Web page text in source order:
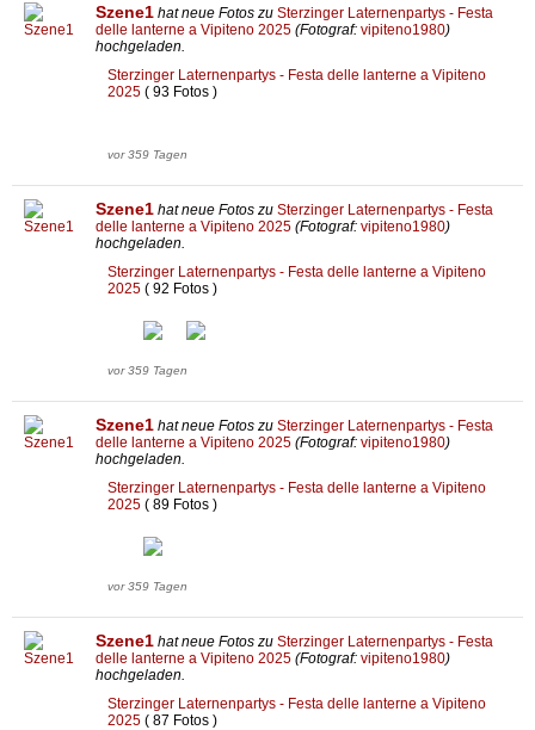
Szene1 hat neue Fotos zu Sterzinger Laternenpartys - Festa
delle lanterne a Vipiteno 2025 (Fotograf: vipiteno1980)
hochgeladen.
Sterzinger Laternenpartys - Festa delle lanterne a Vipiteno
2025 ( 93 Fotos )
vor 359 Tagen
Szene1 hat neue Fotos zu Sterzinger Laternenpartys - Festa
delle lanterne a Vipiteno 2025 (Fotograf: vipiteno1980)
hochgeladen.
Sterzinger Laternenpartys - Festa delle lanterne a Vipiteno
2025 ( 92 Fotos )
vor 359 Tagen
Szene1 hat neue Fotos zu Sterzinger Laternenpartys - Festa
delle lanterne a Vipiteno 2025 (Fotograf: vipiteno1980)
hochgeladen.
Sterzinger Laternenpartys - Festa delle lanterne a Vipiteno
2025 ( 89 Fotos )
vor 359 Tagen
Szene1 hat neue Fotos zu Sterzinger Laternenpartys - Festa
delle lanterne a Vipiteno 2025 (Fotograf: vipiteno1980)
hochgeladen.
Sterzinger Laternenpartys - Festa delle lanterne a Vipiteno
2025 ( 87 Fotos )